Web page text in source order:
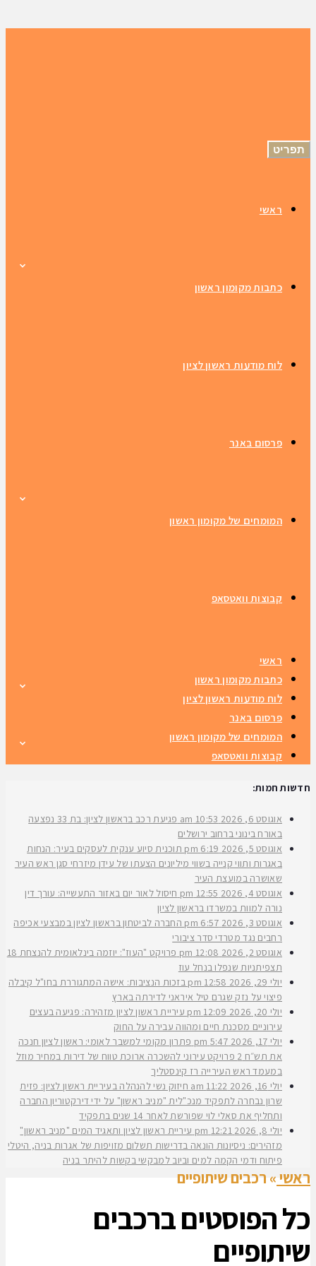
תפריט
ראשי
כתבות מקומון ראשון
לוח מודעות ראשון לציון
פרסום באנר
המומחים של מקומון ראשון
קבוצות וואטסאפ
ראשי
כתבות מקומון ראשון
לוח מודעות ראשון לציון
פרסום באנר
המומחים של מקומון ראשון
קבוצות וואטסאפ
חדשות חמות:
אוגוסט 6, 2026 10:53 am
פגיעת רכב בראשון לציון: בת 33 נפצעה
באורח בינוני ברחוב ירושלים
אוגוסט 5, 2026
6:19 pm
תוכנית סיוע ענקית לעסקים בעיר: הנחות
באגרות ותווי קנייה בשווי מיליונים הצעתו של עידן מיזרחי סגן ראש העיר
שאושרה במועצת העיר
אוגוסט 4, 2026
12:55 pm
חיסול לאור יום באזור התעשייה: עורך דין
נורה למוות במשרדו בראשון לציון
אוגוסט 3, 2026
6:57 pm
החברה לביטחון בראשון לציון במבצעי אכיפה
רחבים נגד מטרדי סדר ציבורי
אוגוסט 2, 2026
12:08 pm
פרויקט "העוז": יוזמה בינלאומית להנצחת 18
תצפיתניות שנפלו בנחל עוז
יולי 29, 2026
12:58 pm
בזכות הנציבות: אישה המתגוררת בחו"ל קיבלה
פיצוי על נזק שגרם טיל איראני לדירתה בארץ
יולי 20, 2026
12:09 pm
עיריית ראשון לציון מזהירה: פגיעה בעצים
עירוניים מסכנת חיים ומהווה עבירה על החוק
יולי 17, 2026
5:47 pm
פתרון מקומי למשבר לאומי: ראשון לציון חנכה
את תש״ח 2 פרויקט עירוני להשכרה ארוכת טווח של דירות במחיר מוזל
במעמד ראש העירייה רז קינסטליך
יולי 16, 2026
11:22 am
חיזוק נשי להנהלה בעיריית ראשון לציון: פזית
שרון נבחרה לתפקיד מנכ"לית "מניב ראשון" על ידי דירקטוריון החברה
ותחליף את סאלי לוי שפורשת לאחר 14 שנים בתפקיד
יולי 8, 2026
12:21 pm
עיריית ראשון לציון ותאגיד המים "מניב ראשון"
מזהירים: ניסיונות הונאה בדרישות תשלום מזויפות של אגרות בניה, היטלי
פיתוח ודמי הקמה למים וביוב למבקשי בקשות להיתר בניה
ראשי» רכבים שיתופיים
כל הפוסטים ברכבים
שיתופיים